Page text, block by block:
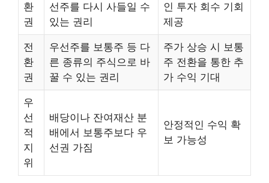
환
권
선주를 다시 사들일 수
있는 권리
인 투자 회수 기회
제공
전
환
권
우선주를 보통주 등 다
른 종류의 주식으로 바
꿀 수 있는 권리
주가 상승 시 보통
주 전환을 통한 추
가 수익 기대
우
선
적
지
위
배당이나 잔여재산 분
배에서 보통주보다 우
선권 가짐
안정적인 수익 확
보 가능성